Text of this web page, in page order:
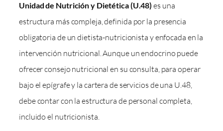
Unidad de Nutrición y Dietética (U.48) es una
estructura más compleja, definida por la presencia
obligatoria de un dietista-nutricionista y enfocada en la
intervención nutricional. Aunque un endocrino puede
ofrecer consejo nutricional en su consulta, para operar
bajo el epígrafe y la cartera de servicios de una U.48,
debe contar con la estructura de personal completa,
incluido el nutricionista.